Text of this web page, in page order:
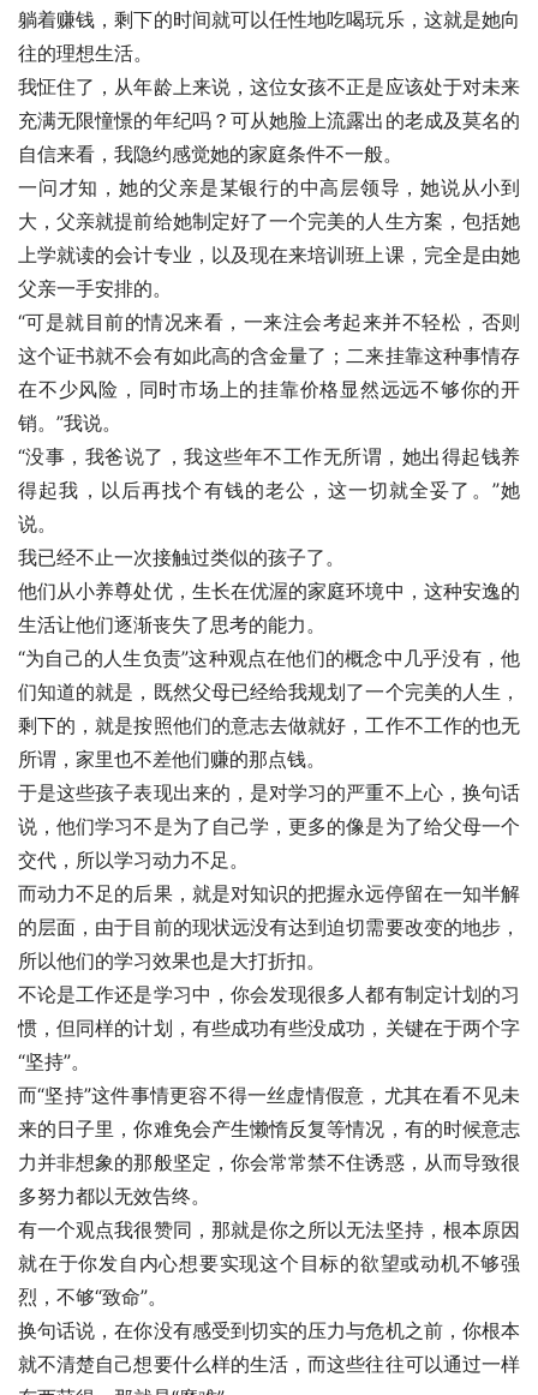
躺着赚钱，剩下的时间就可以任性地吃喝玩乐，这就是她向
往的理想生活。
我怔住了，从年龄上来说，这位女孩不正是应该处于对未来
充满无限憧憬的年纪吗？可从她脸上流露出的老成及莫名的
自信来看，我隐约感觉她的家庭条件不一般。
一问才知，她的父亲是某银行的中高层领导，她说从小到
大，父亲就提前给她制定好了一个完美的人生方案，包括她
上学就读的会计专业，以及现在来培训班上课，完全是由她
父亲一手安排的。
“可是就目前的情况来看，一来注会考起来并不轻松，否则
这个证书就不会有如此高的含金量了；二来挂靠这种事情存
在不少风险，同时市场上的挂靠价格显然远远不够你的开
销。”我说。
“没事，我爸说了，我这些年不工作无所谓，她出得起钱养
得起我，以后再找个有钱的老公，这一切就全妥了。”她
说。
我已经不止一次接触过类似的孩子了。
他们从小养尊处优，生长在优渥的家庭环境中，这种安逸的
生活让他们逐渐丧失了思考的能力。
“为自己的人生负责”这种观点在他们的概念中几乎没有，他
们知道的就是，既然父母已经给我规划了一个完美的人生，
剩下的，就是按照他们的意志去做就好，工作不工作的也无
所谓，家里也不差他们赚的那点钱。
于是这些孩子表现出来的，是对学习的严重不上心，换句话
说，他们学习不是为了自己学，更多的像是为了给父母一个
交代，所以学习动力不足。
而动力不足的后果，就是对知识的把握永远停留在一知半解
的层面，由于目前的现状远没有达到迫切需要改变的地步，
所以他们的学习效果也是大打折扣。
不论是工作还是学习中，你会发现很多人都有制定计划的习
惯，但同样的计划，有些成功有些没成功，关键在于两个字
“坚持”。
而“坚持”这件事情更容不得一丝虚情假意，尤其在看不见未
来的日子里，你难免会产生懒惰反复等情况，有的时候意志
力并非想象的那般坚定，你会常常禁不住诱惑，从而导致很
多努力都以无效告终。
有一个观点我很赞同，那就是你之所以无法坚持，根本原因
就在于你发自内心想要实现这个目标的欲望或动机不够强
烈，不够“致命”。
换句话说，在你没有感受到切实的压力与危机之前，你根本
就不清楚自己想要什么样的生活，而这些往往可以通过一样